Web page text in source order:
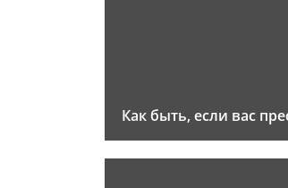
Как быть, если вас